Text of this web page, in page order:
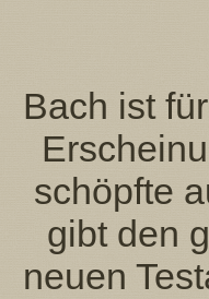
Bach ist
schöpfte
gibt den
neuen